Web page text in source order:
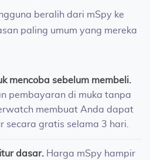
beralih dari mSpy ke
paling umum yang mereka
mencoba sebelum membeli.
pembayaran di muka tanpa
membuat Anda dapat
secara gratis selama 3 hari.
dasar. Harga mSpy hampir